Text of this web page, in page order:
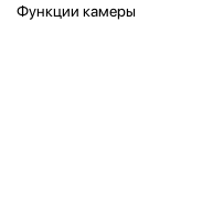
Функции камеры